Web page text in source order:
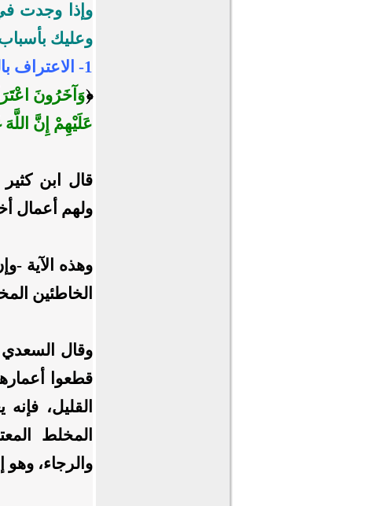
وإذا وجدت
وعليك
1- الاعتراف بالمرض بين يدي الله والتضرع إليه ليطهر قلبك.
﴿وَآخَرُونَ
عَلَيْهِمْ إِنَّ
قال ابن كثير
ولهم أعمال
وهذه الآية -
الخاطئين
وقال
قطعوا
القليل،
المخلط
والرجاء،